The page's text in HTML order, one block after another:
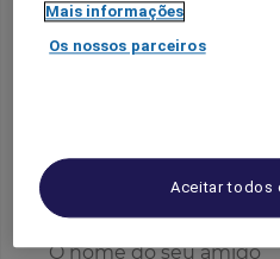
Nome do Destinatário *
Mais informações
Os nossos parceiros
Aceitar todos